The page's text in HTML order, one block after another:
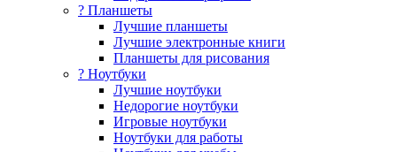
? Планшеты
Лучшие планшеты
Лучшие электронные книги
Планшеты для рисования
? Ноутбуки
Лучшие ноутбуки
Недорогие ноутбуки
Игровые ноутбуки
Ноутбуки для работы